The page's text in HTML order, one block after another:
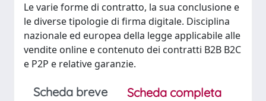
Le varie forme di contratto, la sua conclusione e
le diverse tipologie di firma digitale. Disciplina
nazionale ed europea della legge applicabile alle
vendite online e contenuto dei contratti B2B B2C
e P2P e relative garanzie.
Scheda breve
Scheda completa